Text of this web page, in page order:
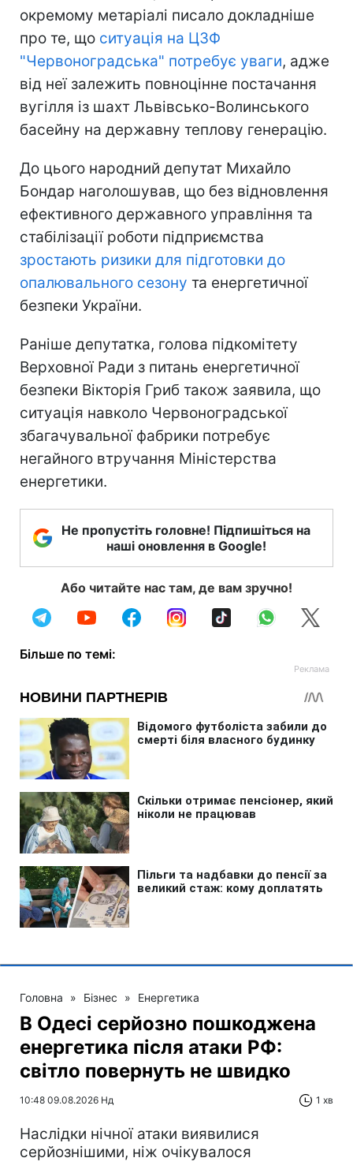
окремому метаріалі писало докладніше
про те, що ситуація на ЦЗФ
"Червоноградська" потребує уваги, адже
від неї залежить повноцінне постачання
вугілля із шахт Львівсько-Волинського
басейну на державну теплову генерацію.
До цього народний депутат Михайло
Бондар наголошував, що без відновлення
ефективного державного управління та
стабілізації роботи підприємства
зростають ризики для підготовки до
опалювального сезону та енергетичної
безпеки України.
Раніше депутатка, голова підкомітету
Верховної Ради з питань енергетичної
безпеки Вікторія Гриб також заявила, що
ситуація навколо Червоноградської
збагачувальної фабрики потребує
негайного втручання Міністерства
енергетики.
Не пропустіть головне! Підпишіться на
наші оновлення в Google!
Або читайте нас там, де вам зручно!
Більше по темі:
Головна » Бізнес » Енергетика
В Одесі серйозно пошкоджена
енергетика після атаки РФ:
світло повернуть не швидко
10:48 09.08.2026 Нд 1 хв
Наслідки нічної атаки виявилися
серйознішими, ніж очікувалося